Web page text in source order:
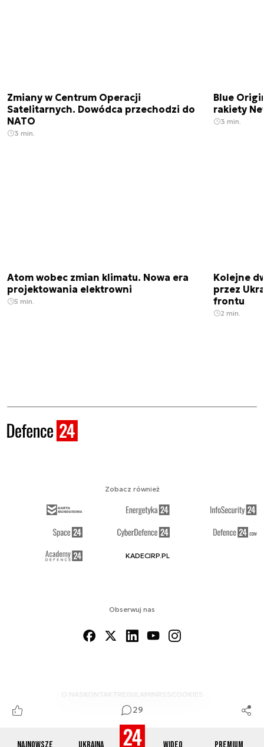
29
Zmiany w Centrum Operacji
Satelitarnych. Dowódca przechodzi do
NATO
3 min.
Blue
rakiety
3 min.
Atom wobec zmian klimatu. Nowa era
projektowania elektrowni
5 min.
Kolejne
przez
frontu
2 min.
Obserwuj nas
O NAS KONTAKTREGULAMINRSS COOKIES
Zobacz również
KADECIRP.PL